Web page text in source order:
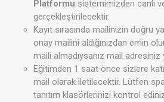
Platformu sistemimizden canlı
gerçekleştirilecektir.
Kayıt sırasında mailinizin doğru
onay mailini aldığınızdan emin
maili almadıysanız mail adresiniz
Eğitimden 1 saat önce sizlere
mail olarak iletilecektir. Lütfen
tanıtım klasörlerinizi kontrol